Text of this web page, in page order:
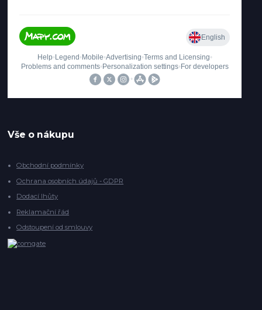
Vše o nákupu
Obchodní podmínky
Ochrana osobních údajů - GDPR
Dodací lhůty
Reklamační řád
Odstoupení od smlouvy